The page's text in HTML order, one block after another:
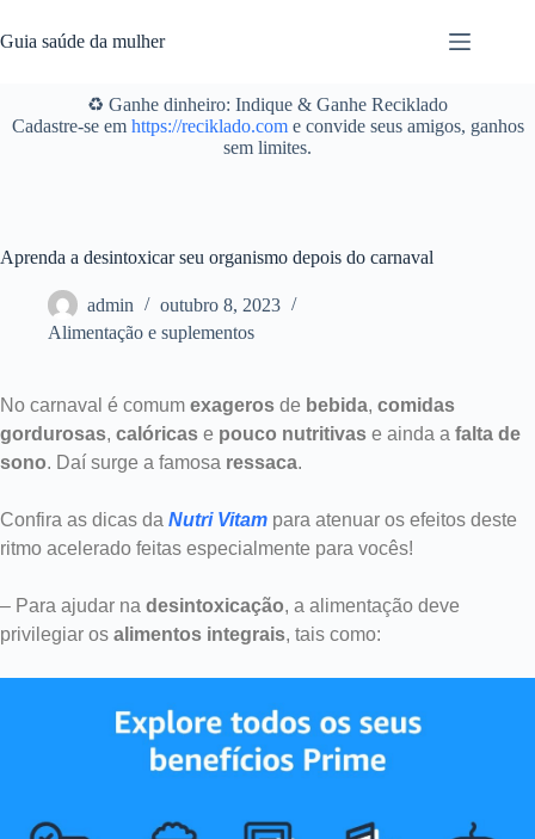
para
o
Guia saúde da mulher
♻️ Ganhe dinheiro: Indique & Ganhe Reciklado
Cadastre-se em https://reciklado.come convide seus amigos, ganhos
sem limites.
Aprenda a desintoxicar seu organismo depois do carnaval
admin
outubro 8, 2023
Alimentação e suplementos
No carnaval é comum exageros de bebida, comidas
gordurosas, calóricas e pouco nutritivas e ainda a falta de
sono. Daí surge a famosa ressaca.
Confira as dicas da Nutri Vitam para atenuar os efeitos deste
ritmo acelerado feitas especialmente para vocês!
– Para ajudar na desintoxicação, a alimentação deve
privilegiar os alimentos integrais, tais como: